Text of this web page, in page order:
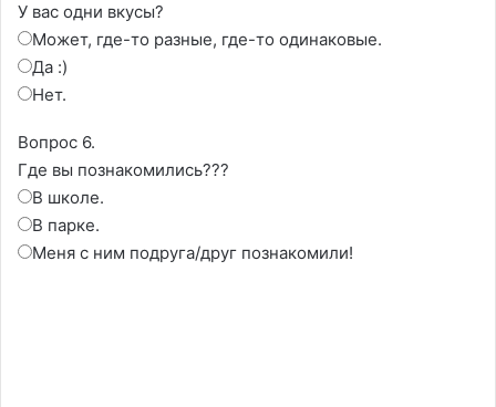
У вас одни вкусы?
Может, где-то разные, где-то одинаковые.
Да :)
Нет.
Вопрос 6.
Где вы познакомились???
В школе.
В парке.
Меня с ним подруга/друг познакомили!